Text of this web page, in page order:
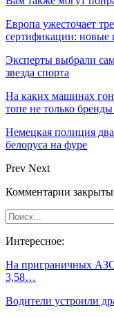
Европа ужесточает
сертификации:
Эксперты выбрали
звезда спорта
На каких машинах
топе не только
Немецкая полиция
белоруса на фуре
Prev Next
Комментарии
Интересное:
На приграничных АЗС
3,58…
Водители устроили